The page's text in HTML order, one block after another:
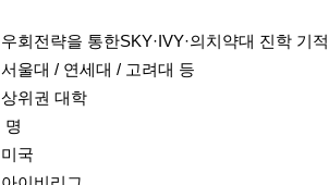
우회전략을 통한SKY·IVY·의치약대 진학 기적
서울대 / 연세대 / 고려대 등
상위권 대학
명
미국